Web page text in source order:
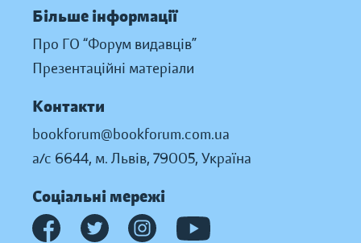
Більше інформації
Про ГО “Форум видавців”
Презентаційні матеріали
Контакти
bookforum@bookforum.com.ua
а/с 6644, м. Львів, 79005, Україна
Соціальні мережі